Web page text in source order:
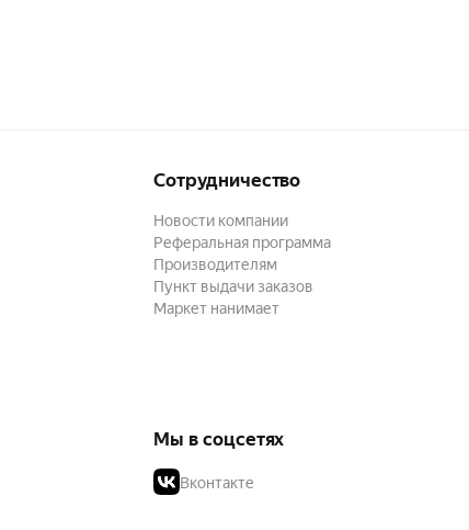
Сотрудничество
Новости компании
Реферальная программа
Производителям
Пункт выдачи заказов
Маркет нанимает
Мы в соцсетях
Вконтакте